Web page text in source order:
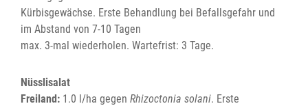
Kürbisgewächse. Erste Behandlung bei Befallsgefahr und
im Abstand von 7-10 Tagen
max. 3-mal wiederholen. Wartefrist: 3 Tage.
Nüsslisalat
Freiland: 1.0 l/ha gegen Rhizoctonia solani. Erste